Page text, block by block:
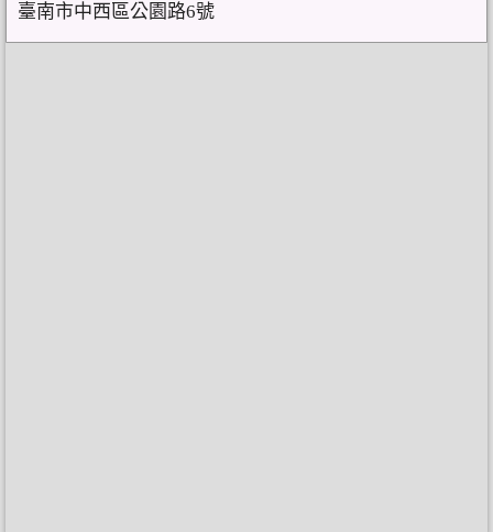
臺南市中西區公園路6號